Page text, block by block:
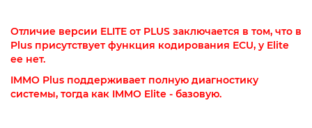
Отличие версии ELITE от PLUS заключается в том, что в
Plus присутствует функция кодирования ECU, у Elite
ее нет.
IMMO Plus поддерживает полную диагностику
системы, тогда как IMMO Elite - базовую.